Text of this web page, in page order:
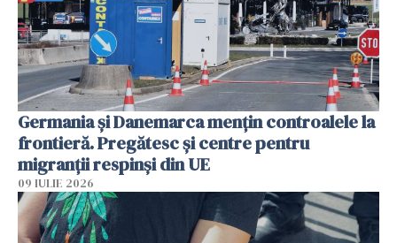
Germania și Danemarca mențin controalele la
frontieră. Pregătesc și centre pentru
migranții respinși din UE
09 IULIE 2026